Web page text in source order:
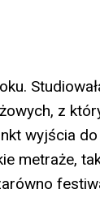
z
wyjścia
metraże,